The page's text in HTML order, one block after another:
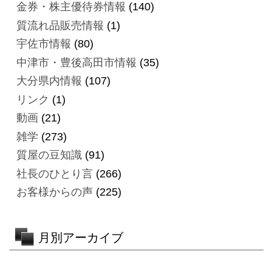
金券・株主優待券情報 (140)
質流れ品販売情報 (1)
宇佐市情報 (80)
中津市・豊後高田市情報 (35)
大分県内情報 (107)
リンク (1)
動画 (21)
雑学 (273)
質屋の豆知識(91)
社長のひとり言(266)
お客様からの声(225)
月別アーカイブ